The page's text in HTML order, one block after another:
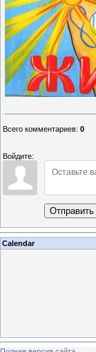
Всего комментариев: 0
Войдите:
Отправить
Calendar